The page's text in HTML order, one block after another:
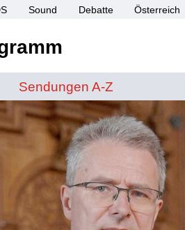
Sound Debatte Österreich
Sendungen von A bis Z
Sendungen A-Z